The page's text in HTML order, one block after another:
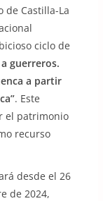
de Castilla-La
ciclo de
guerreros.
a partir
. Este
el patrimonio
recurso
desde el 26
de 2024,